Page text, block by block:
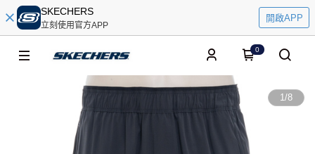
SKECHERS
立刻使用官方APP
開啟APP
0
1/8